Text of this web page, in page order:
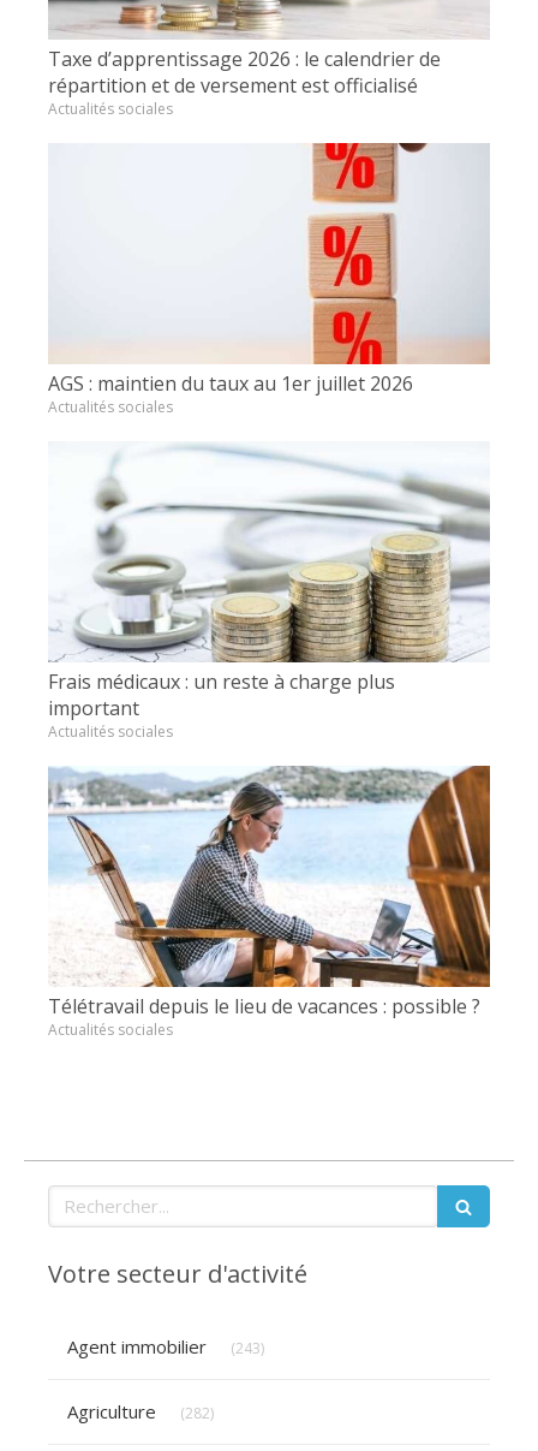
Taxe d’apprentissage 2026 : le calendrier de
répartition et de versement est officialisé
Actualités sociales
AGS : maintien du taux au 1er juillet 2026
Actualités sociales
Frais médicaux : un reste à charge plus
important
Actualités sociales
Télétravail depuis le lieu de vacances : possible ?
Actualités sociales
Rechercher
Votre secteur d'activité
Agent immobilier (243)
Agriculture (282)